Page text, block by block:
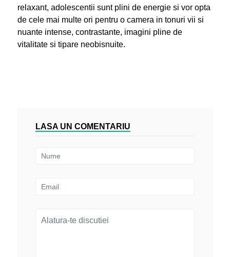
relaxant, adolescentii sunt plini de energie si vor opta
de cele mai multe ori pentru o camera in tonuri vii si
nuante intense, contrastante, imagini pline de
vitalitate si tipare neobisnuite.
LASA UN COMENTARIU